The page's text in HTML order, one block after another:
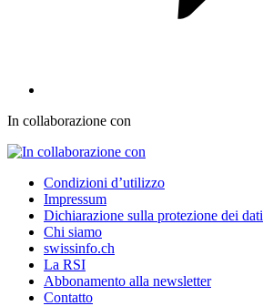
In collaborazione con
Condizioni d’utilizzo
Impressum
Dichiarazione sulla protezione dei dati
Chi siamo
swissinfo.ch
La RSI
Abbonamento alla newsletter
Contatto